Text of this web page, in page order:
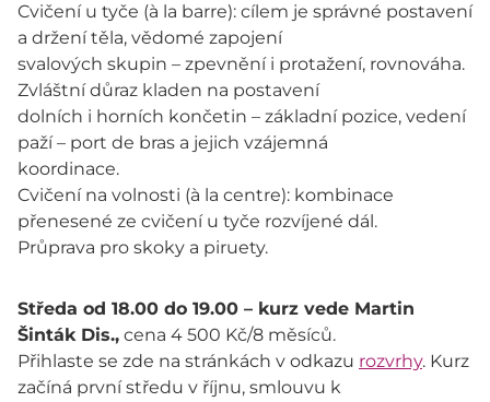
Cvičení u tyče (à la barre): cílem je správné postavení
a držení těla, vědomé zapojení
svalových skupin – zpevnění i protažení, rovnováha.
Zvláštní důraz kladen na postavení
dolních i horních končetin – základní pozice, vedení
paží – port de bras a jejich vzájemná
koordinace.
Cvičení na volnosti (à la centre): kombinace
přenesené ze cvičení u tyče rozvíjené dál.
Průprava pro skoky a piruety.
Středa od 18.00 do 19.00 – kurz vede Martin
Šinták Dis., cena 4 500 Kč/8 měsíců.
Přihlaste se zde na stránkách v odkazu rozvrhy. Kurz
začíná první středu v říjnu, smlouvu k